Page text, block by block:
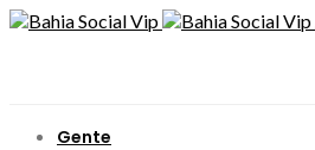
Gente